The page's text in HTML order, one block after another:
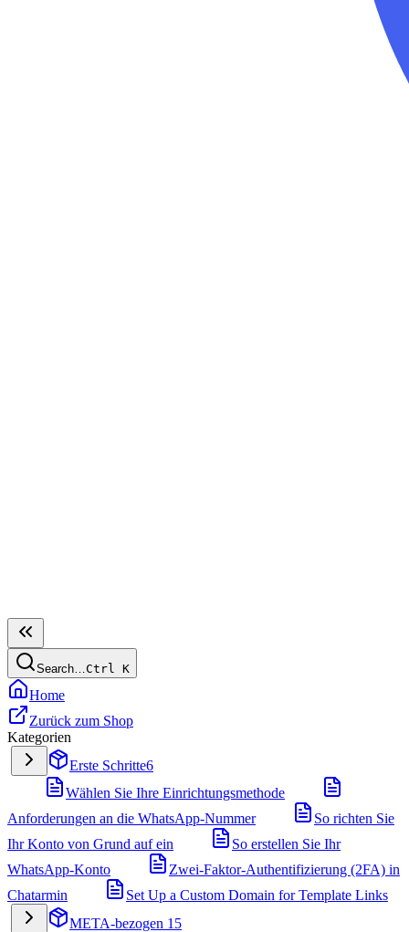
Search…Ctrl K
Home
Zurück zum Shop
Kategorien
Erste Schritte6
Wählen Sie Ihre Einrichtungsmethode
Anforderungen an die WhatsApp-Nummer
So richten Sie
Ihr Konto von Grund auf ein
So erstellen Sie Ihr
WhatsApp-Konto
Zwei-Faktor-Authentifizierung (2FA) in
Chatarmin
Set Up a Custom Domain for Template Links
META-bezogen 15